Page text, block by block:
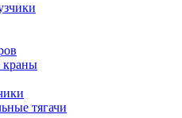
краны
тягачи